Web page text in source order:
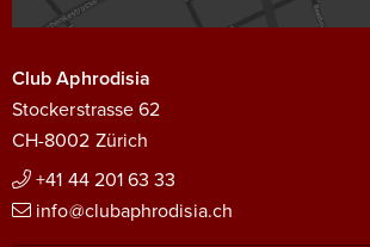
Club Aphrodisia
Stockerstrasse 62
CH-8002 Zürich
+41 44 201 63 33
info@clubaphrodisia.ch